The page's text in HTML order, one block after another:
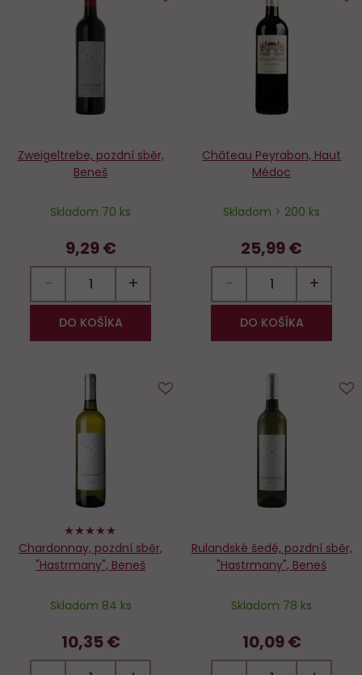
Zweigeltrebe, pozdní sběr,
Beneš
Skladom 70 ks
9,29 €
− +
DO KOŠÍKA
Château Peyrabon, Haut
Médoc
Skladom > 200 ks
25,99 €
− +
DO KOŠÍKA
100%
Chardonnay, pozdní sběr,
"Hastrmany", Beneš
Skladom 84 ks
10,35 €
Rulandské šedé, pozdní sběr,
"Hastrmany", Beneš
Skladom 78 ks
10,09 €